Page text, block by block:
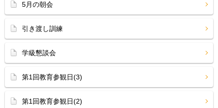
5月の朝会
引き渡し訓練
学級懇談会
第1回教育参観日(3)
第1回教育参観日(2)